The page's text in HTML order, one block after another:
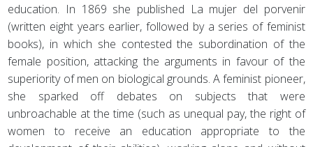
education. In 1869 she published La mujer del porvenir
(written eight years earlier, followed by a series of feminist
books), in which she contested the subordination of the
female position, attacking the arguments in favour of the
superiority of men on biological grounds. A feminist pioneer,
she sparked off debates on subjects that were
unbroachable at the time (such as unequal pay, the right of
women to receive an education appropriate to the